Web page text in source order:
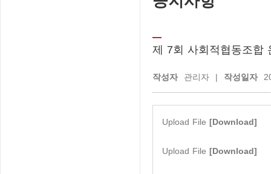
제 7회 사회적협동조합
작성자관리자 | 작성일자
Upload File [Download]
Upload File [Download]